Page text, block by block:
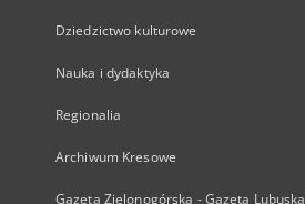
Dziedzictwo kulturowe
Nauka i dydaktyka
Regionalia
Archiwum Kresowe
Gazeta Zielonogórska - Gazeta Lubuska